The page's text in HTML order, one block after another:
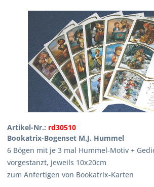
Artikel-Nr.: rd30510
Bookatrix-Bogenset M.J. Hummel
6 Bögen mit je 3 mal Hummel-Motiv +
vorgestanzt, jeweils 10x20cm
zum Anfertigen von Bookatrix-Karten